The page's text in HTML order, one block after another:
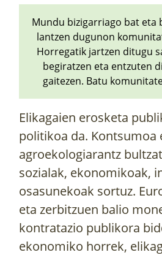
Mundu bizigarriago bat eta
lantzen dugunon
Horregatik jartzen ditugu
begiratzen eta entzuten
gaitezen. Batu
Elikagaien erosketa
politikoa da. Kontsumoa
agroekologiarantz
sozialak, ekonomikoak,
osasunekoak sortuz.
eta zerbitzuen balio
kontratazio publikora
ekonomiko horrek,